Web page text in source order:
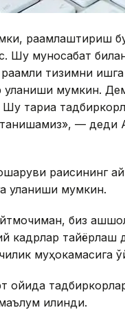
рақамлаштириш
Шу муносабат
тизимни
мумкин.
тариқа
— деди
раисининг
уланиши мумкин.
биз
кадрлар тайёрлаш
муҳокамасига
ойида
қилинди.